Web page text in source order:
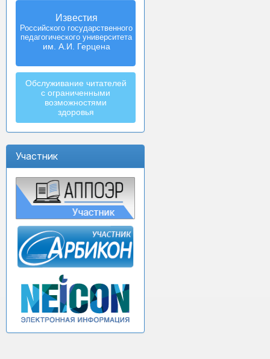
Известия
Российского государственного
педагогического университета
им. А.И. Герцена
Izvestia:
Herzen University
Journal of
Humanities & Sciences
Обслуживание читателей
с ограниченными
возможностями
здоровья
Участник